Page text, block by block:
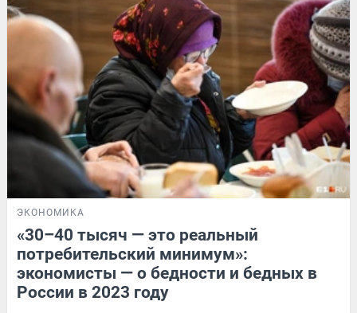
ЭКОНОМИКА
«30–40 тысяч — это реальный
потребительский минимум»:
экономисты — о бедности и бедных в
России в 2023 году